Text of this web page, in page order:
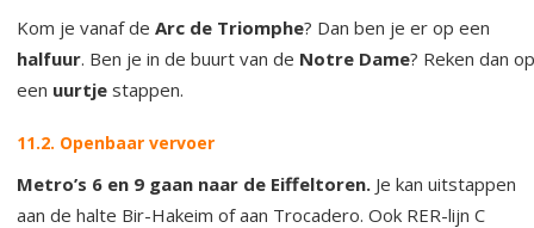
Kom je vanaf de Arc de Triomphe? Dan ben je er op een
halfuur. Ben je in de buurt van de Notre Dame? Reken dan op
een uurtje stappen.
11.2. Openbaar vervoer
Metro’s 6 en 9 gaan naar de Eiffeltoren. Je kan uitstappen
aan de halte Bir-Hakeim of aan Trocadero. Ook RER-lijn C